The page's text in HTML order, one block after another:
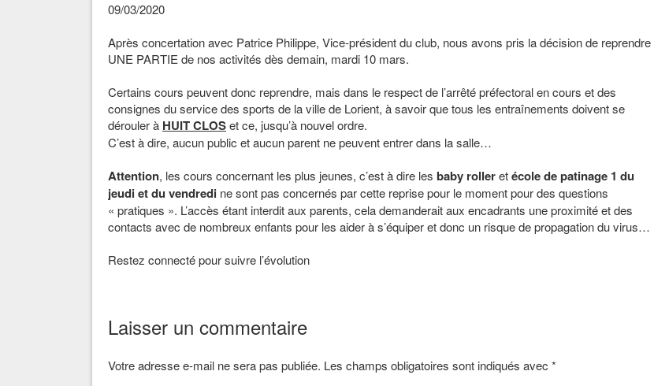
09/03/2020
Après concertation avec Patrice Philippe, Vice-président du club, nous avons pris la décision de reprendre
UNE PARTIE de nos activités dès demain, mardi 10 mars.
Certains cours peuvent donc reprendre, mais dans le respect de l’arrêté préfectoral en cours et des
consignes du service des sports de la ville de Lorient, à savoir que tous les entraînements doivent se
dérouler à HUIT CLOSet ce, jusqu’à nouvel ordre.
C’est à dire, aucun public et aucun parent ne peuvent entrer dans la salle…
Attention, les cours concernant les plus jeunes, c’est à dire les baby rolleretécole de patinage 1 du
jeudi et du vendredi ne sont pas concernés par cette reprise pour le moment pour des questions
« pratiques ». L’accès étant interdit aux parents, cela demanderait aux encadrants une proximité et des
contacts avec de nombreux enfants pour les aider à s’équiper et donc un risque de propagation du virus…
Restez connecté pour suivre l’évolution
Laisser un commentaire
Votre adresse e-mail ne sera pas publiée. Les champs obligatoires sont indiqués avec *